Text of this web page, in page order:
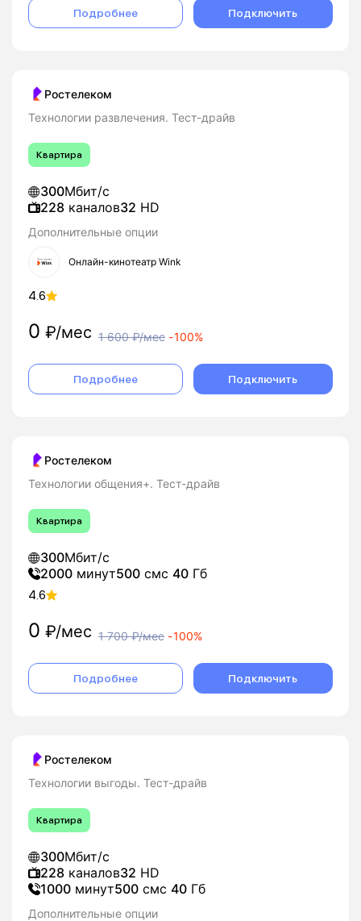
Подробнее Подключить
Ростелеком
Технологии развлечения. Тест-драйв
Квартира
300Мбит/с
228 каналов32 HD
Дополнительные опции
Онлайн-кинотеатр Wink
4.6
0 ₽/мес 1 600₽/мес -100%
Подробнее Подключить
Ростелеком
Технологии общения+. Тест-драйв
Квартира
300Мбит/с
2000 минут500 смс 40 Гб
4.6
0 ₽/мес 1 700₽/мес -100%
Подробнее Подключить
Ростелеком
Технологии выгоды. Тест-драйв
Квартира
300Мбит/с
228 каналов32 HD
1000 минут500 смс 40 Гб
Дополнительные опции